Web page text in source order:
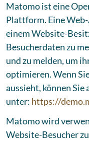
Matomo ist eine
Plattform. Eine
einem Website-
Besucherdaten zu
und zu melden, um
optimieren. Wenn
aussieht, können
unter: https://
Matomo wird
Website-Besucher